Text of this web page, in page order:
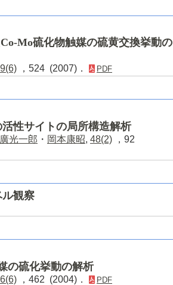
Mo硫化物触媒の硫黄交換挙動の
，524 (2007)． PDF
性サイトの局所構造解析
廣光一郎 ・ 岡本康昭, 48(2) ，92
観察
の硫化挙動の解析
，462 (2004)． PDF